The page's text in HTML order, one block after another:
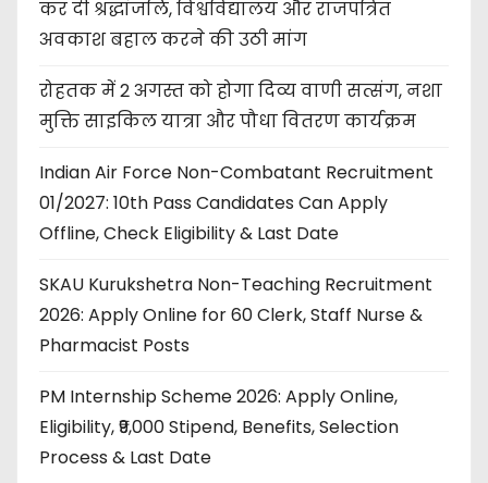
कर दी श्रद्धांजलि, विश्वविद्यालय और राजपत्रित
अवकाश बहाल करने की उठी मांग
रोहतक में 2 अगस्त को होगा दिव्य वाणी सत्संग, नशा
मुक्ति साइकिल यात्रा और पौधा वितरण कार्यक्रम
Indian Air Force Non-Combatant Recruitment
01/2027: 10th Pass Candidates Can Apply
Offline, Check Eligibility & Last Date
SKAU Kurukshetra Non-Teaching Recruitment
2026: Apply Online for 60 Clerk, Staff Nurse &
Pharmacist Posts
PM Internship Scheme 2026: Apply Online,
Eligibility, ₹9,000 Stipend, Benefits, Selection
Process & Last Date